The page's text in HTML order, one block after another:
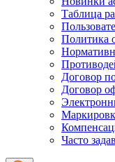
Таблица
Политика
Договор
Договор
Часто